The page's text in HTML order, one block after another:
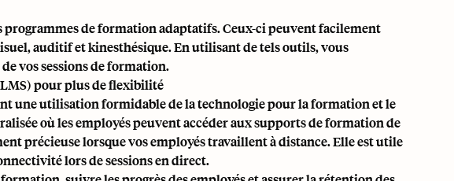
de formation adaptatifs. Ceux-ci peuvent facilement
auditif et kinesthésique. En utilisant de tels outils, vous
vos sessions de formation.
pour plus de flexibilité
une utilisation formidable de la technologie pour la formation et le
où les employés peuvent accéder aux supports de formation de
précieuse lorsque vos employés travaillent à distance. Elle est utile
lors de sessions en direct.